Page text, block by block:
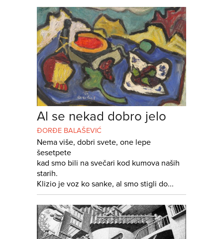
Al se nekad dobro jelo
ĐORĐE BALAŠEVIĆ
Nema više, dobri svete, one lepe
šesetpete
kad smo bili na svečari kod kumova naših
starih.
Klizio je voz ko sanke, al smo stigli do...